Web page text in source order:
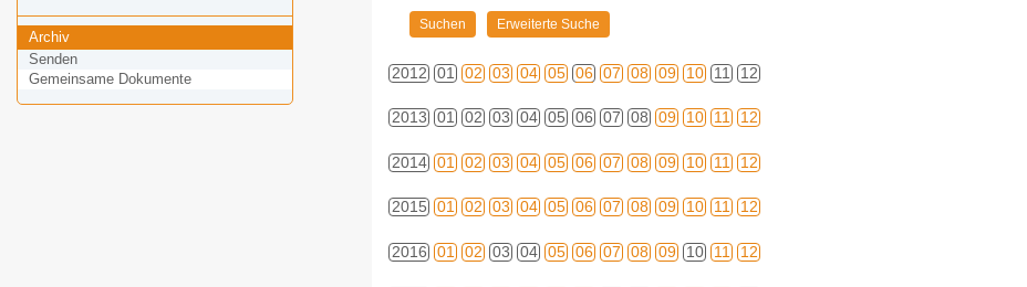
Archiv
Senden
Gemeinsame Dokumente
2012 01 02 03 04 05 06 07 08 09 10 11 12
2013 01 02 03 04 05 06 07 08 09 10 11 12
2014 01 02 03 04 05 06 07 08 09 10 11 12
2015 01 02 03 04 05 06 07 08 09 10 11 12
2016 01 02 03 04 05 06 07 08 09 10 11 12